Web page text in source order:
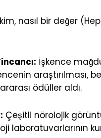
nasıl bir değer
İşkence
araştırılması,
ödüller aldı.
Çeşitli nörolojik
laboratuvarlarının